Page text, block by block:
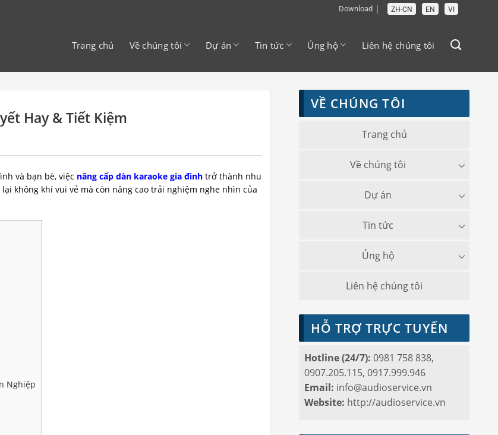
Download ZH-CN EN VI
Trang chủ Về chúng tôi Dự án Tin tức Ủng hộ Liên hệ chúng tôi
Hay & Tiết Kiệm
và bạn bè, việc nâng cấp dàn karaoke gia đình trở thành nhu
không khí vui vẻ mà còn nâng cao trải nghiệm nghe nhìn của
Nghiệp
VỀ CHÚNG TÔI
Trang chủ
Về chúng tôi
Dự án
Tin tức
Ủng hộ
Liên hệ chúng tôi
HỖ TRỢ TRỰC TUYẾN
Hotline (24/7): 0981 758 838,
0907.205.115, 0917.999.946
Email: info@audioservice.vn
Website: http://audioservice.vn